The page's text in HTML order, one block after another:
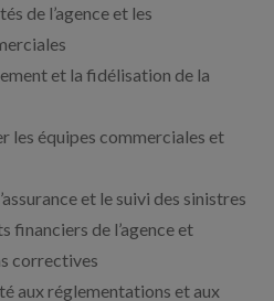
de l’agence et les
et la fidélisation de la
les équipes commerciales et
et le suivi des sinistres
financiers de l’agence et
correctives
aux réglementations et aux